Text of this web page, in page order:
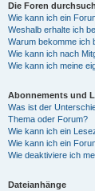
Die Foren
Wie kann ich ein
Weshalb erhalte ich
Warum bekomme ich
Wie kann ich nach
Wie kann ich meine
Abonnements und
Was ist der
Thema oder Forum?
Wie kann ich ein
Wie kann ich ein
Wie deaktiviere ich
Dateianhänge